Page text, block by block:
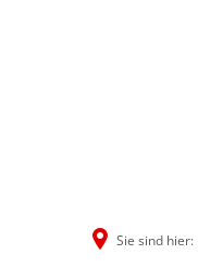
Sie sind hier: